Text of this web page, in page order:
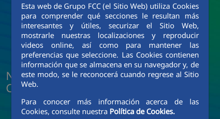
Esta web de Grupo FCC (el Sitio Web) utiliza Cookies
para comprender qué secciones le resultan más
interesantes y útiles, securizar el Sitio Web,
mostrarle nuestras localizaciones y reproducir
videos online, así como para mantener las
preferencias que seleccione. Las Cookies contienen
información que se almacena en su navegador y, de
este modo, se le reconocerá cuando regrese al Sitio
Web.
Para conocer más información acerca de las
Cookies, consulte nuestra Política de Cookies.
Notícias e atualidade da FCC
Construcción